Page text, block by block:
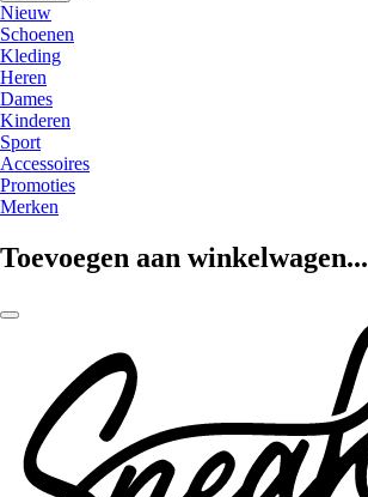
Nieuw
Schoenen
Kleding
Heren
Dames
Kinderen
Sport
Accessoires
Promoties
Merken
Toevoegen aan winkelwagen...